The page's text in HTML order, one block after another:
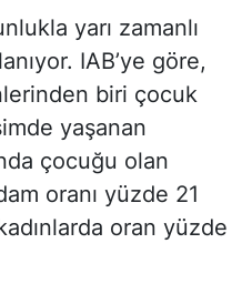
yarı zamanlı
IAB’ye göre,
biri çocuk
yaşanan
çocuğu olan
oranı yüzde 21
oran yüzde